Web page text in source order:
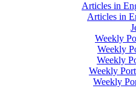
Articles in
Articles in
Weekly
Weekly
Weekly
Weekly
Weekly